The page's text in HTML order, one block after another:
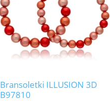
Bransoletki ILLUSION 3D
B97810